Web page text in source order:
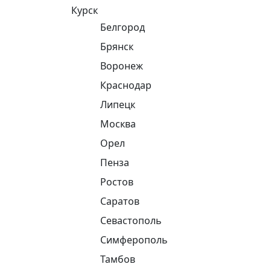
Курск
Белгород
Брянск
Воронеж
Краснодар
Липецк
Москва
Орел
Пенза
Ростов
Саратов
Севастополь
Симферополь
Тамбов